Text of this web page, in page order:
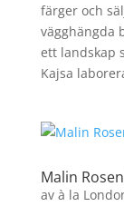
färger och
vägghängda
ett landskap
Kajsa
Malin
av à la